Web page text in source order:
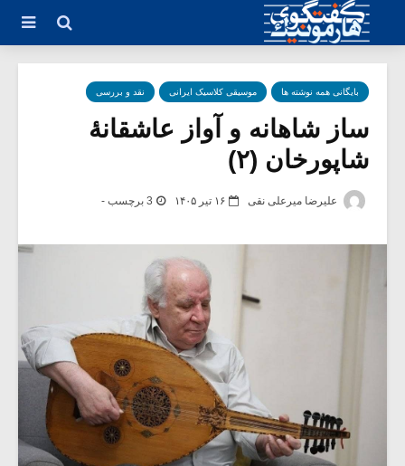
بایگانی همه نوشته ها موسیقی کلاسیک ایرانی نقد و بررسی
ساز شاهانه و آواز عاشقانۀ
شاپورخان (۲)
علیرضا میرعلی نقی ۱۶ تیر ۱۴۰۵ 3 برچسب -